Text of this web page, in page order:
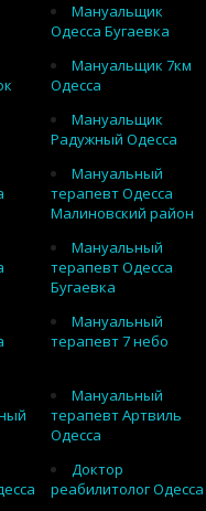
Мануальщик
Одесса Бугаевка
Мануальщик 7км
Одесса
Мануальщик
Радужный Одесса
Мануальный
терапевт Одесса
Малиновский район
Мануальный
терапевт Одесса
Бугаевка
Мануальный
терапевт 7 небо
Мануальный
терапевт Артвиль
Одесса
Доктор
реабилитолог Одесса